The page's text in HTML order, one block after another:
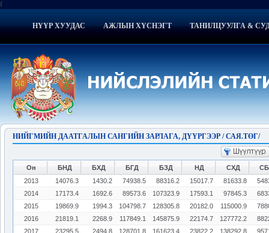
f
НҮҮР ХУУДАС АЖЛЫН ХҮСНЭГТ ТАНИЛЦУУЛГА &
НИЙГМИЙН ДААТГАЛЫН САНГИЙН ЗАРЛАГА, ДҮҮРГЭЭР / САЯ.ТӨГ/